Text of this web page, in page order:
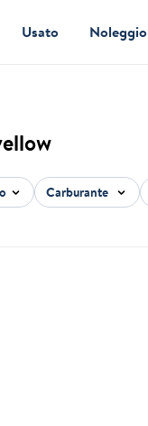
Usato Noleggio
Carburante